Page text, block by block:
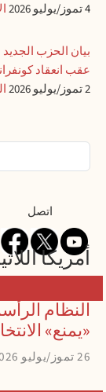
4 تموز/يوليو 2026
عقب انعقاد
2 تموز/يوليو 2026
Contactاتصل
أمريكا
النظام
«يمنع»
26 تموز/يوليو 2026